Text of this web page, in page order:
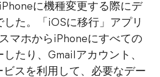
に機種変更する際にデ
た。「iOSに移行」アプリ
マホからiPhoneにすべての
たり、Gmailアカウント、
スを利用して、必要なデー